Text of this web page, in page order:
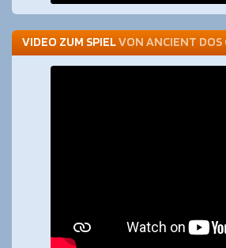
VIDEO ZUM SPIELVON ANCIENT DOS